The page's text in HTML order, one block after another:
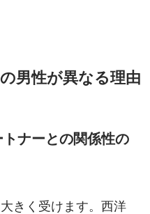
男性が異なる理由
ナーとの関係性の
きく受けます。西洋